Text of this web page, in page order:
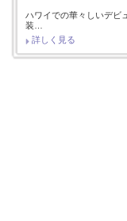
ハワイでの華々しいデビ
装…
詳しく見る